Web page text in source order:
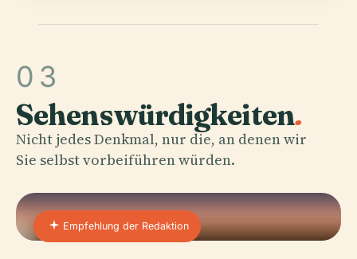
03
Sehenswürdigkeiten.
Nicht jedes Denkmal, nur die, an denen wir
Sie selbst vorbeiführen würden.
Empfehlung der Redaktion